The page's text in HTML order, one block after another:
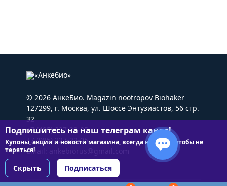
© 2026 АнкеБио. Magazin nootropov Biohaker
127299, г. Москва, ул. Шоссе Энтузиастов, 56 стр.
32
+7 (495) 227-22-05
+7 (985) 227-22-05
Email: ankebiorus@gmail.com
Подпишитесь на наш телеграм канал!
Купоны, акции и новости магазина, всегда на связи чтобы не
теряться!
Скрыть Подписаться